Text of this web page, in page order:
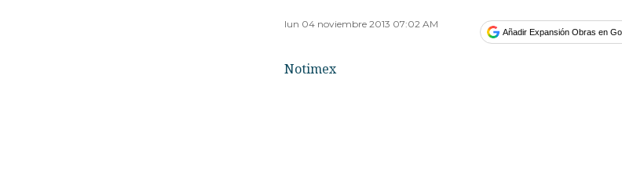
lun 04 noviembre 2013 07:02 AM
Añadir Expansión Obras en
Notimex